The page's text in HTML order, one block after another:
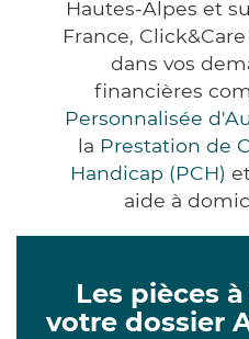
Hautes-Alpes et
France,
dans vos
financières
Personnalisée
la Prestation de
Handicap (PCH)
aide à
Les pièces
votre dossier